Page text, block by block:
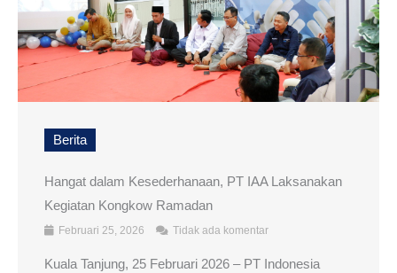
Berita
Hangat dalam Kesederhanaan, PT IAA Laksanakan
Kegiatan Kongkow Ramadan
Februari 25, 2026 Tidak ada komentar
Kuala Tanjung, 25 Februari 2026 – PT Indonesia